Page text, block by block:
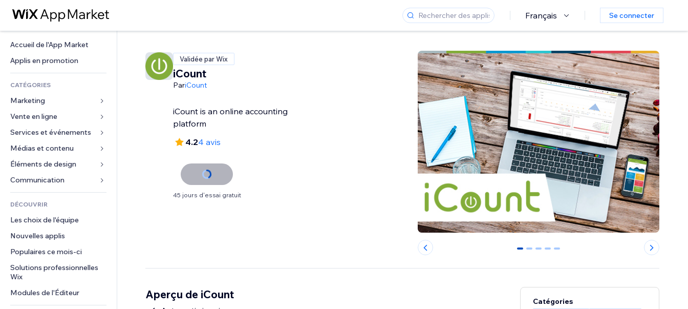
Français Se connecter
Accueil de l'App Market
Applis en promotion
CATÉGORIES
Marketing
Publicités
Mobile
Données analytiques
Réseaux sociaux
Classement de sites
E-mail
Vente en ligne
Applis pour les boutiques
Expédition et livraison
Boutons Vente
Comptabilité
Coupons et fidélisation
Solutions d'entreposage
Financement participatif
Alimentation et boissons
Services et événements
Hôtels
Événements
Restaurants
Immobilier
Réservations
Médias et contenu
Galerie
Musique
Podcasts
Photographie
Vidéo
PDF
Partage de fichiers
Actualités
Services de contenu
Effets de texte
Éléments de design
Cartes et navigation
Confidentialité
Horloge
Modèles de pages
Effets sur images
Boutons et menus
Bannières et badges
Calculateurs
Rechercher
Formulaires
Sondages
Chat
Commentaires
Téléphone
Communauté
Avis et commentaires
DÉCOUVRIR
Les choix de l'équipe
Nouvelles applis
Populaires ce mois‑ci
Solutions professionnelles
Wix
Modules de l'Éditeur
Validée par Wix
iCount
PariCount
iCount is an online accounting
platform
4.24 avis
45 jours d'essai gratuit
0 1 2 3 4
Aperçu de iCount
Catégories